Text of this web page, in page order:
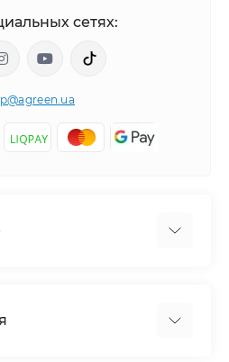
сетях: